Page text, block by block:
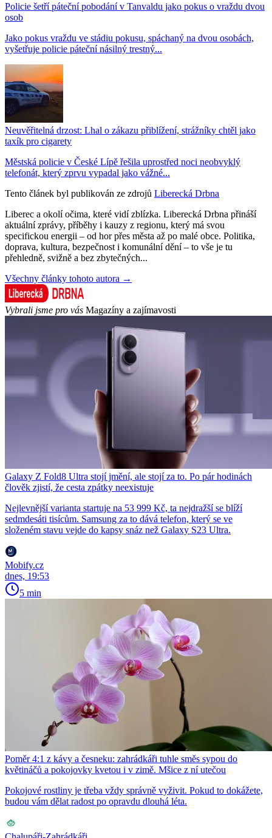
Policie šetří páteční pobodání v Tanvaldu jako pokus o vraždu dvou
osob
Jako pokus vraždu ve stádiu pokusu, spáchaný na dvou osobách,
vyšetřuje policie páteční násilný trestný...
Neuvěřitelná drzost: Lhal o zákazu přiblížení, strážníky chtěl jako
taxík pro cigarety
Městská policie v České Lípě řešila uprostřed noci neobvyklý
telefonát, který zprvu vypadal jako vážné...
Tento článek byl publikován ze zdrojů Liberecká Drbna
Liberec a okolí očima, které vidí zblízka. Liberecká Drbna přináší
aktuální zprávy, příběhy i kauzy z regionu, který má svou
specifickou energii – od hor přes města až po malé obce. Politika,
doprava, kultura, bezpečnost i komunální dění – to vše je tu
přehledně, svižně a bez zbytečných...
Všechny články tohoto autora →
Vybrali jsme pro vás Magazíny a zajímavosti
Galaxy Z Fold8 Ultra stojí jmění, ale stojí za to. Po pár hodinách
člověk zjistí, že cesta zpátky neexistuje
Nejlevnější varianta startuje na 53 999 Kč, ta nejdražší se blíží
sedmdesáti tisícům. Samsung za to dává telefon, který se ve
složeném stavu vejde do kapsy snáz než Galaxy S23 Ultra.
Mobify.cz
dnes, 19:53
5 min
Poměr 4:1 z kávy a česneku: zahrádkáři tuhle směs sypou do
květináčů a pokojovky kvetou i v zimě. Mšice z ní utečou
Pokojové rostliny je třeba vždy správně vyživit. Pokud to dokážete,
budou vám dělat radost po opravdu dlouhá léta.